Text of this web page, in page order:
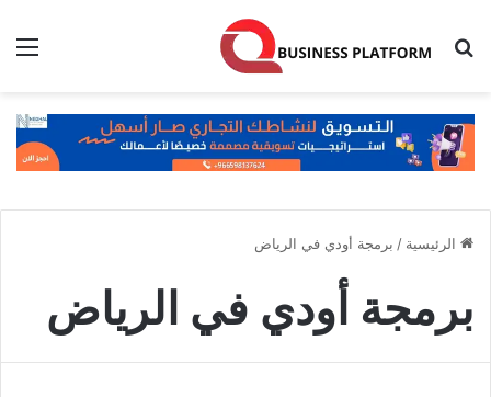
بحث عن
الرئيسية / برمجة أودي في الرياض
برمجة أودي في الرياض